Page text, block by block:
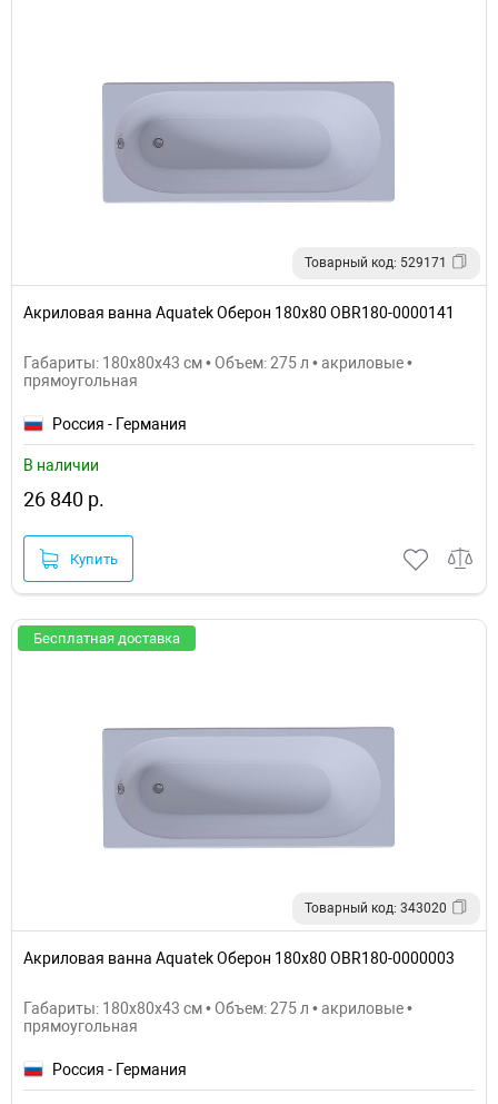
Товарный код: 529171
Акриловая ванна Aquatek Оберон 180х80 OBR180-0000141
Габариты: 180x80x43 см • Объем: 275 л • акриловые •
прямоугольная
Россия - Германия
В наличии
26 840 р.
Купить
Бесплатная доставка
Товарный код: 343020
Акриловая ванна Aquatek Оберон 180х80 OBR180-0000003
Габариты: 180x80x43 см • Объем: 275 л • акриловые •
прямоугольная
Россия - Германия